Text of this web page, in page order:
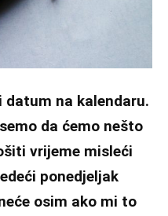
datum na kalendaru.
da ćemo nešto
vrijeme misleći
ponedjeljak
osim ako mi to